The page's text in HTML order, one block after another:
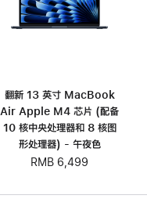
翻新 13 英寸 MacBook
Air Apple M4 芯片 (配备
10 核中央处理器和 8 核图
形处理器) - 午夜色
RMB 6,499